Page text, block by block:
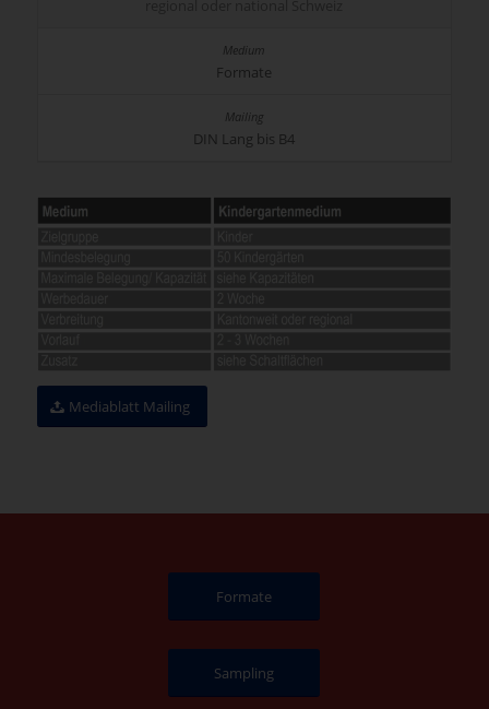
Formate
DIN Lang bis B4
Mediablatt Mailing
Formate
Sampling